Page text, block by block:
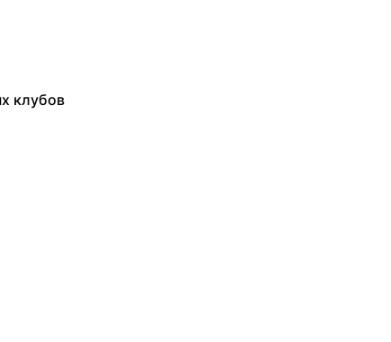
клубов